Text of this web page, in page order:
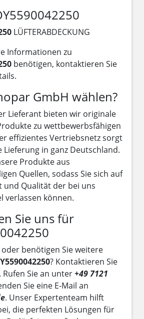
LÜFTERABDECKUNG
Informationen zu
benötigen, kontaktieren Sie
GmbH wählen?
Lieferant bieten wir originale
zu wettbewerbsfähigen
effizientes Vertriebsnetz sorgt
Lieferung in ganz Deutschland.
Produkte aus
Quellen, sodass Sie sich auf
und Qualität der bei uns
verlassen können.
Sie uns für
benötigen Sie weitere
? Kontaktieren Sie
Sie an unter+49 7121
Sie eine E-Mail an
. Unser Expertenteam hilft
die perfekten Lösungen für